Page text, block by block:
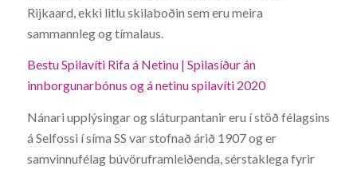
Rijkaard, ekki litlu skilaboðin sem eru meira
sammannleg og tímalaus.
Bestu Spilavíti Rifa á Netinu | Spilasíður án
innborgunarbónus og á netinu spilavíti 2020
Nánari upplýsingar og sláturpantanir eru í stöð félagsins
á Selfossi í síma SS var stofnað árið 1907 og er
samvinnufélag búvöruframleiðenda, sérstaklega fyrir